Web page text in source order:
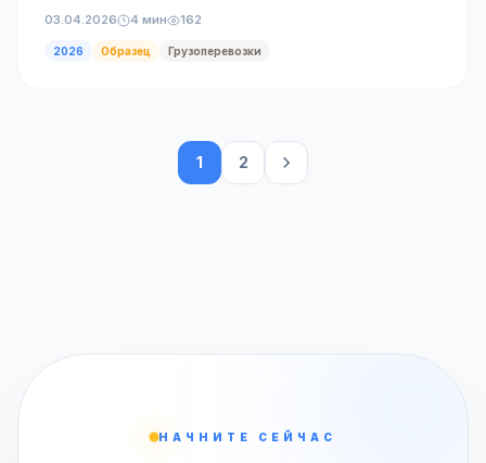
03.04.2026 4 мин 162
2026 Образец Грузоперевозки
1 2
НАЧНИТЕ СЕЙЧАС